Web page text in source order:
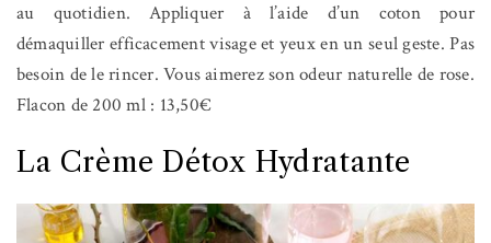
au quotidien. Appliquer à l’aide d’un coton pour
démaquiller efficacement visage et yeux en un seul geste. Pas
besoin de le rincer. Vous aimerez son odeur naturelle de rose.
Flacon de 200 ml : 13,50€
La Crème Détox Hydratante